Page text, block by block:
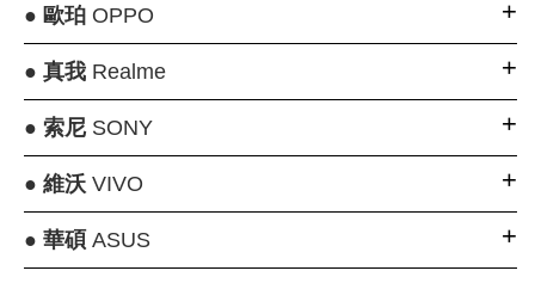
● 歐珀OPPO
● 真我Realme
● 索尼SONY
● 維沃VIVO
● 華碩 ASUS